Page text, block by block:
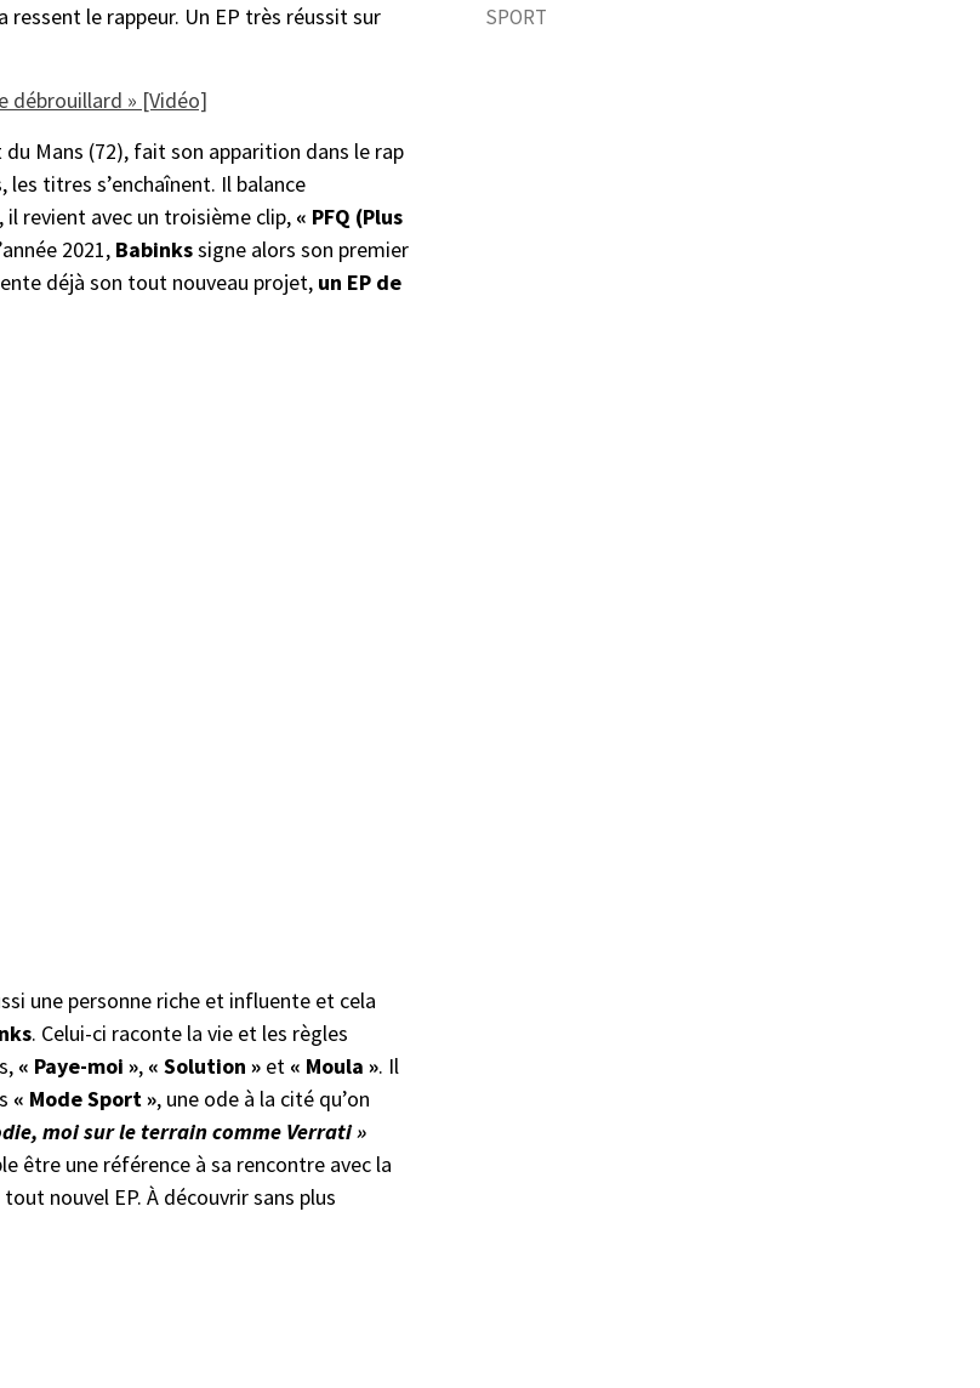
ressent le rappeur. Un EP très réussit sur
débrouillard » [Vidéo]
Mans (72), fait son apparition dans le rap
les titres s’enchaînent. Il balance
il revient avec un troisième clip, « PFQ (Plus
2021, Babinkssigne alors son premier
déjà son tout nouveau projet, un EP de
une personne riche et influente et cela
. Celui-ci raconte la vie et les règles
« Paye-moi », « Solution » et « Moula ». Il
« Mode Sport », une ode à la cité qu’on
moi sur le terrain comme Verrati »
être une référence à sa rencontre avec la
nouvel EP. À découvrir sans plus
SPORT